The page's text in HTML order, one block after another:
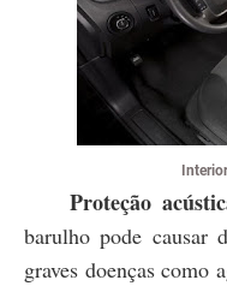
Proteção
barulho pode causar
graves doenças como